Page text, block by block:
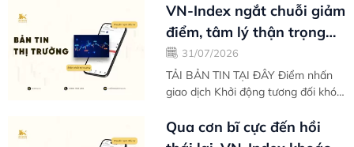
sắc xanh giúp VN-Index chinh phục
hoàn...
VN-Index ngắt chuỗi giảm
điểm, tâm lý thận trọng
khiến kết tuần chưa trọn
vẹn -...
31/07/2026
TẢI BẢN TIN TẠI ĐÂY Điểm nhấn
giao dịch Khởi động tương đối khó
trong tuần, thị trường nhanh chóng
ổn...
Qua cơn bĩ cực đến hồi